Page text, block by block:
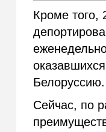
Кроме того,
Белоруссию.
Сейчас, по